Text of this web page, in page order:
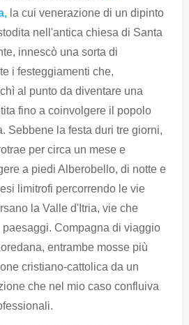
la cui venerazione di un dipinto
nell'antica chiesa di Santa
innescò una sorta di
i festeggiamenti che,
al punto da diventare una
fino a coinvolgere il popolo
Sebbene la festa duri tre giorni,
per circa un mese e
a piedi Alberobello, di notte e
limitrofi percorrendo le vie
la Valle d'Itria, vie che
Compagna di viaggio
entrambe mosse più
cristiano-cattolica da un
che nel mio caso confluiva